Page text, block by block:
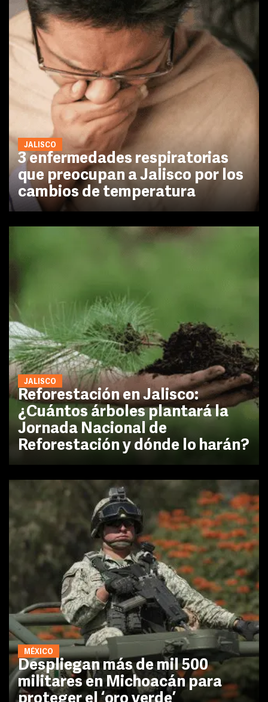
JALISCO
3 enfermedades respiratorias
que preocupan a Jalisco por los
cambios de temperatura
JALISCO
Reforestación en Jalisco:
¿Cuántos árboles plantará la
Jornada Nacional de
Reforestación y dónde lo harán?
MÉXICO
Despliegan más de mil 500
militares en Michoacán para